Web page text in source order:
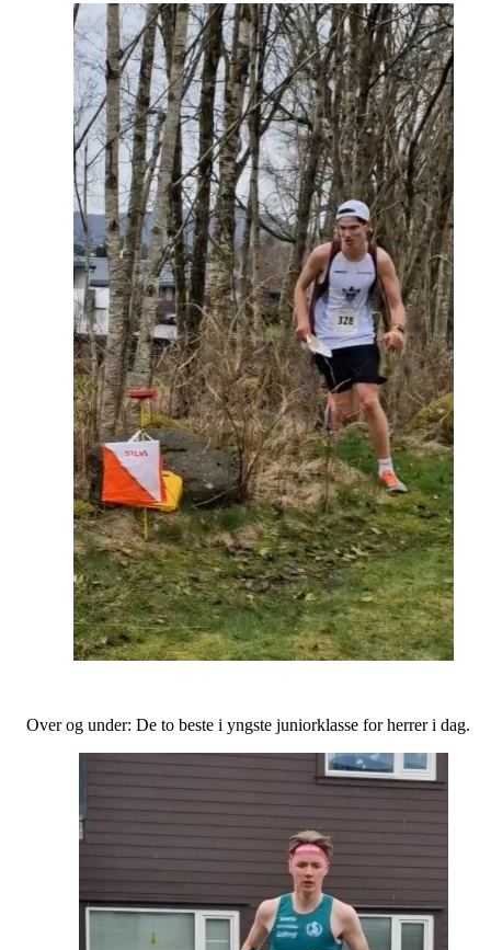
Over og under: De to beste i yngste juniorklasse for herrer i dag.